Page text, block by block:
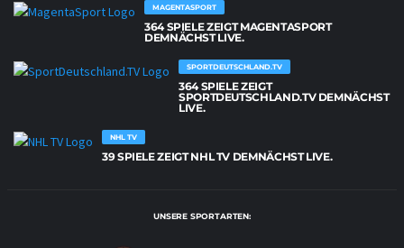
MAGENTASPORT
364 SPIELE ZEIGT MAGENTASPORT
DEMNÄCHST LIVE.
SPORTDEUTSCHLAND.TV
364 SPIELE ZEIGT
SPORTDEUTSCHLAND.TV DEMNÄCHST
LIVE.
NHL TV
39 SPIELE ZEIGT NHL TV DEMNÄCHST LIVE.
UNSERE SPORTARTEN: